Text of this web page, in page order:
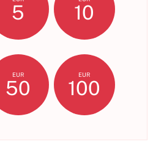
5 10
EUR
50
EUR
100